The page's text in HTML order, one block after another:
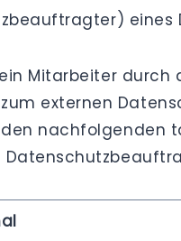
eines
Mitarbeiter
externen
nachfolgenden